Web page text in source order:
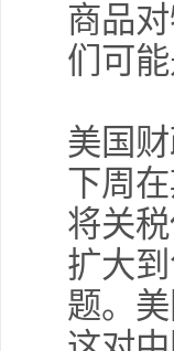
商品
们可
美国
下周
将关
扩大
题。